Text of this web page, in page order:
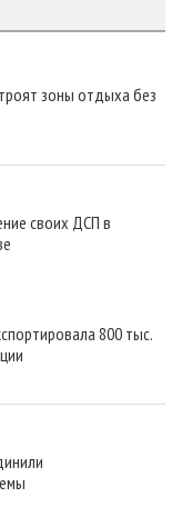
зоны отдыха без
своих ДСП в
800 тыс.